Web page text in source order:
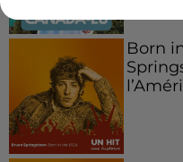
Born